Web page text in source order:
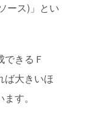
ース)」とい
できるＦ
ば大きいほ
す。